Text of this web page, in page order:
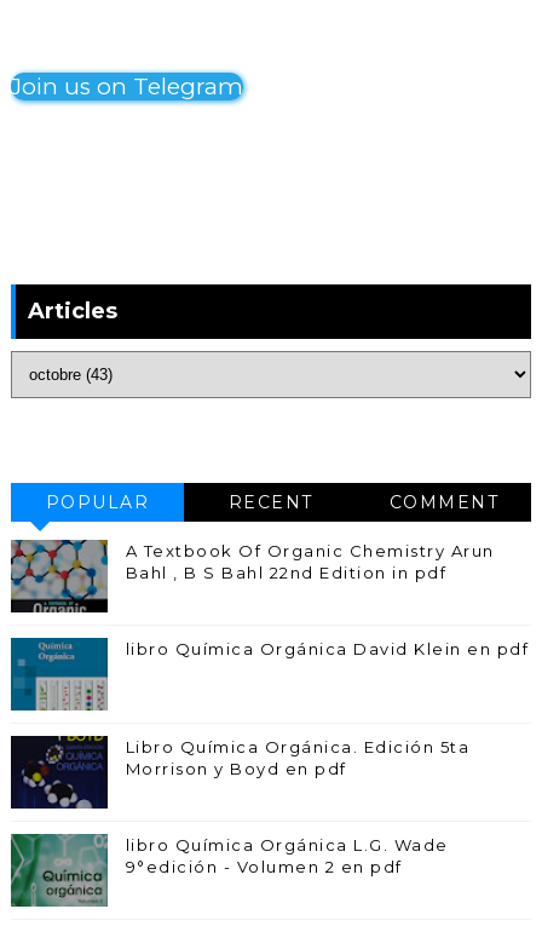
Join us on Telegram
Articles
POPULAR RECENT COMMENT
A Textbook Of Organic Chemistry Arun
Bahl , B S Bahl 22nd Edition in pdf
libro Química Orgánica David Klein en pdf
Libro Química Orgánica. Edición 5ta
Morrison y Boyd en pdf
libro Química Orgánica L.G. Wade
9°edición - Volumen 2 en pdf